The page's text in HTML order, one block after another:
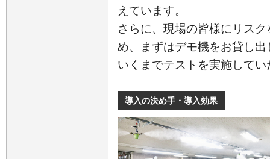
えています。
さらに、現場の皆様にリス
め、まずはデモ機をお貸し
いくまでテストを実施して
導入の決め手・導入効果